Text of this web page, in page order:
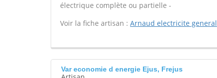
électrique complète ou partielle -
Voir la fiche artisan : Arnaud electricite general
Var economie d energie Ejus, Frejus